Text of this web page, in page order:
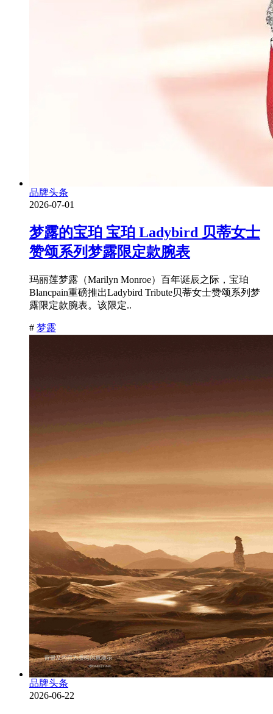
品牌头条
2026-07-01
梦露的宝珀 宝珀 Ladybird 贝蒂女士
赞颂系列梦露限定款腕表
玛丽莲梦露（Marilyn Monroe）百年诞辰之际，宝珀
Blancpain重磅推出Ladybird Tribute贝蒂女士赞颂系列梦
露限定款腕表。该限定..
# 梦露
品牌头条
2026-06-22